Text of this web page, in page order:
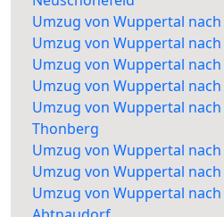
Umzug von Wuppertal
Umzug von Wuppertal
Umzug von Wuppertal
Umzug von Wuppertal
Umzug von Wuppertal
Thonberg
Umzug von Wuppertal
Umzug von Wuppertal nach
Umzug von Wuppertal